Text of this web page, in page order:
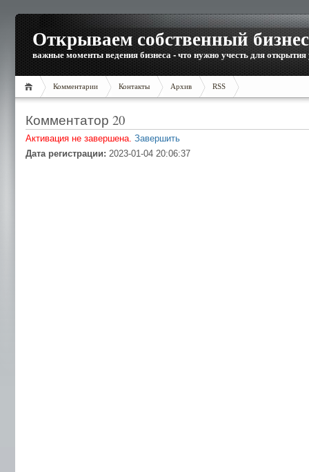
Открываем собственный бизнес
важные моменты ведения бизнеса - что нужно учесть для открытия
Комментарии Контакты Архив RSS
Комментатор 20
Активация не завершена. Завершить
Дата регистрации: 2023-01-04 20:06:37